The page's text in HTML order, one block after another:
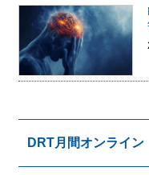
DRT月間オンライン